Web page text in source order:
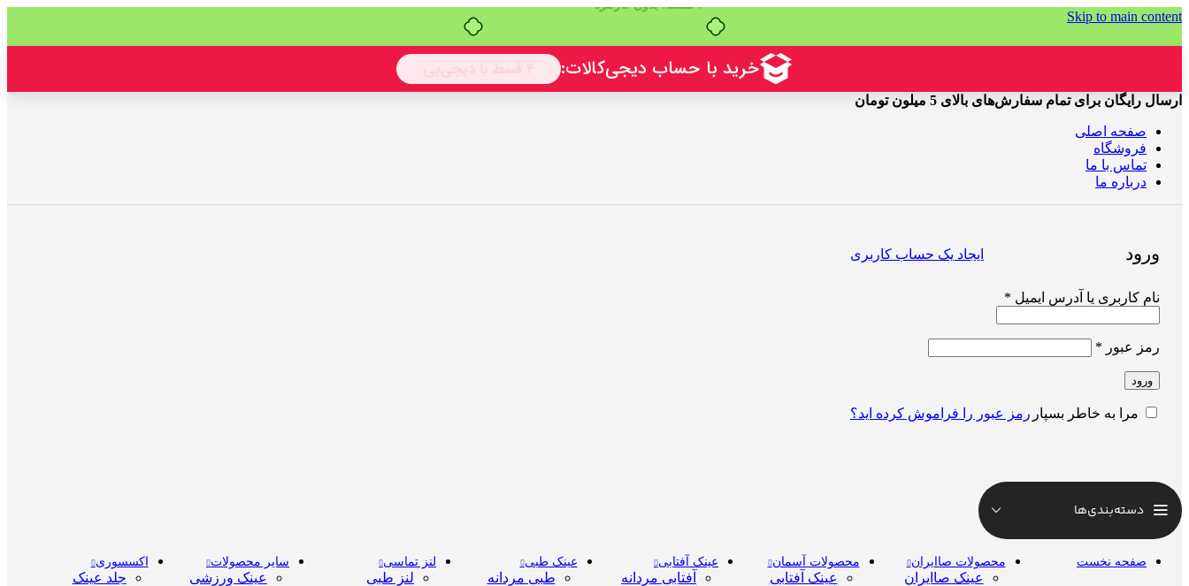
بدون ضامن، بدون سود Skip to main content
ارسال رایگان برای تمام سفارش‌های بالای 5 میلون تومان
صفحه اصلی
فروشگاه
تماس با ما
درباره ما
ورود ایجاد یک حساب کاربری
نام کاربری یا آدرس ایمیل *
رمز عبور *
ورود
رمز عبور را فراموش کرده اید؟ مرا به خاطر بسپار
دسته‌بندی‌ها
صفحه نخست محصولات صاایران
عینک صاایران
محصولات آسمان
عینک آفتابی
عینک آفتابی
آفتابی مردانه
عینک طبی
طبی مردانه
لنز تماسی
لنز طبی
سایر محصولات
عینک ورزشی
اکسسوری
جلد عینک